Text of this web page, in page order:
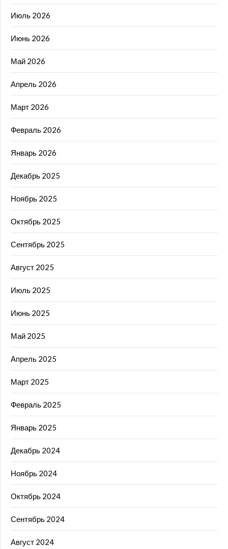
Июль 2026
Июнь 2026
Май 2026
Апрель 2026
Март 2026
Февраль 2026
Январь 2026
Декабрь 2025
Ноябрь 2025
Октябрь 2025
Сентябрь 2025
Август 2025
Июль 2025
Июнь 2025
Май 2025
Апрель 2025
Март 2025
Февраль 2025
Январь 2025
Декабрь 2024
Ноябрь 2024
Октябрь 2024
Сентябрь 2024
Август 2024